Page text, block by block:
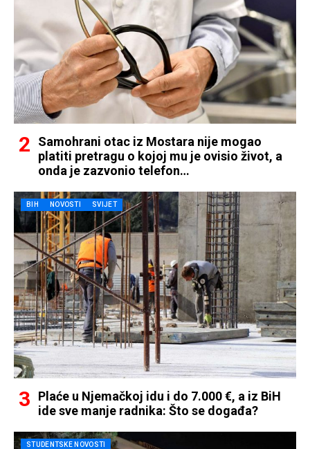
Samohrani otac iz Mostara nije mogao
platiti pretragu o kojoj mu je ovisio život, a
onda je zazvonio telefon…
BIH NOVOSTI SVIJET
Plaće u Njemačkoj idu i do 7.000 €, a iz BiH
ide sve manje radnika: Što se događa?
STUDENTSKE NOVOSTI